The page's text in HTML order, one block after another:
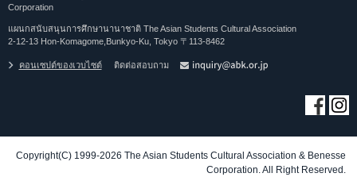
Corporation
แผนกสนับสนุนการศึกษานานาชาติ The Asian Students Cultural Association
2-12-13 Hon-Komagome,Bunkyo-Ku, Tokyo 〒113-8462
คอนเซปต์ของเวบไซต์ ติดต่อสอบถาม
Copyright(C) 1999-2026 The Asian Students Cultural Association & Benesse
Corporation. All Right Reserved.